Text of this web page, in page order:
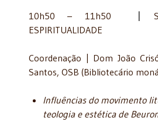
10h50 – 11h50 |
ESPIRITUALIDADE
Coordenação | Dom João
Santos, OSB (Bibliotecário
Influências do movimento
teologia e estética de